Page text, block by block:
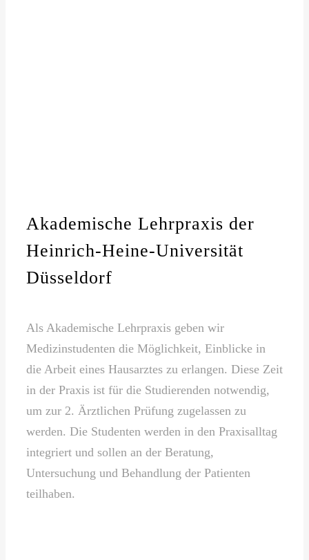
Akademische Lehrpraxis der
Heinrich-Heine-Universität
Düsseldorf
Als Akademische Lehrpraxis geben wir
Medizinstudenten die Möglichkeit, Einblicke in
die Arbeit eines Hausarztes zu erlangen. Diese Zeit
in der Praxis ist für die Studierenden notwendig,
um zur 2. Ärztlichen Prüfung zugelassen zu
werden. Die Studenten werden in den Praxisalltag
integriert und sollen an der Beratung,
Untersuchung und Behandlung der Patienten
teilhaben.